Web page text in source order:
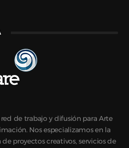
red de trabajo y difusión para Arte
Nos especializamos en la
proyectos creativos, servicios de